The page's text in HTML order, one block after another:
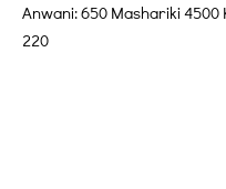
Anwani: 650 Mashariki 4500
220